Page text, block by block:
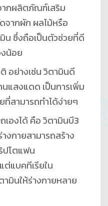
ากผลิตภัณฑ์เสริม
จากผัก ผลไม้หรือ
น ซึ่งถือเป็นตัวช่วยที่ดี
น้อย
อย่างเช่น วิตามินดี
แสงแดด เป็นการเพิ่ม
ที่สามารถทำได้ง่ายๆ
เองได้ คือ วิตามินบี3
งกายสามารถสร้าง
ปโตแฟน
แบคทีเรียใน
มินให้ร่างกายหลาย